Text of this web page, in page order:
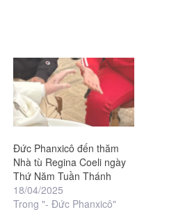
Đức Phanxicô đến thăm
Nhà tù Regina Coeli ngày
Thứ Năm Tuần Thánh
18/04/2025
Trong "- Đức Phanxicô"